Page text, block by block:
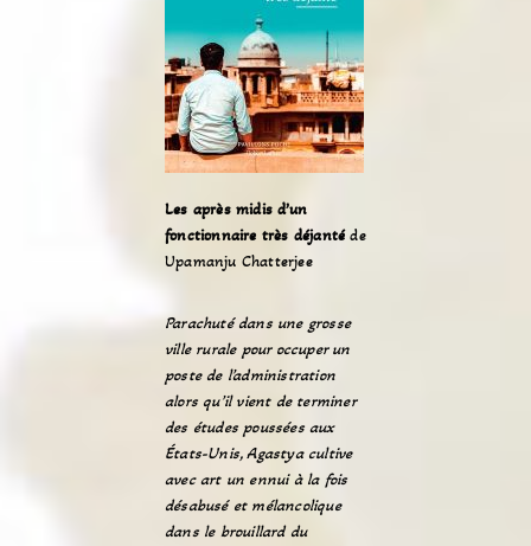
Les après midis d’un
fonctionnaire très déjantéde
Upamanju Chatterjee
Parachuté dans une grosse
ville rurale pour occuper un
poste de l’administration
alors qu’il vient de terminer
des études poussées aux
États-Unis, Agastya cultive
avec art un ennui à la fois
désabusé et mélancolique
dans le brouillard du